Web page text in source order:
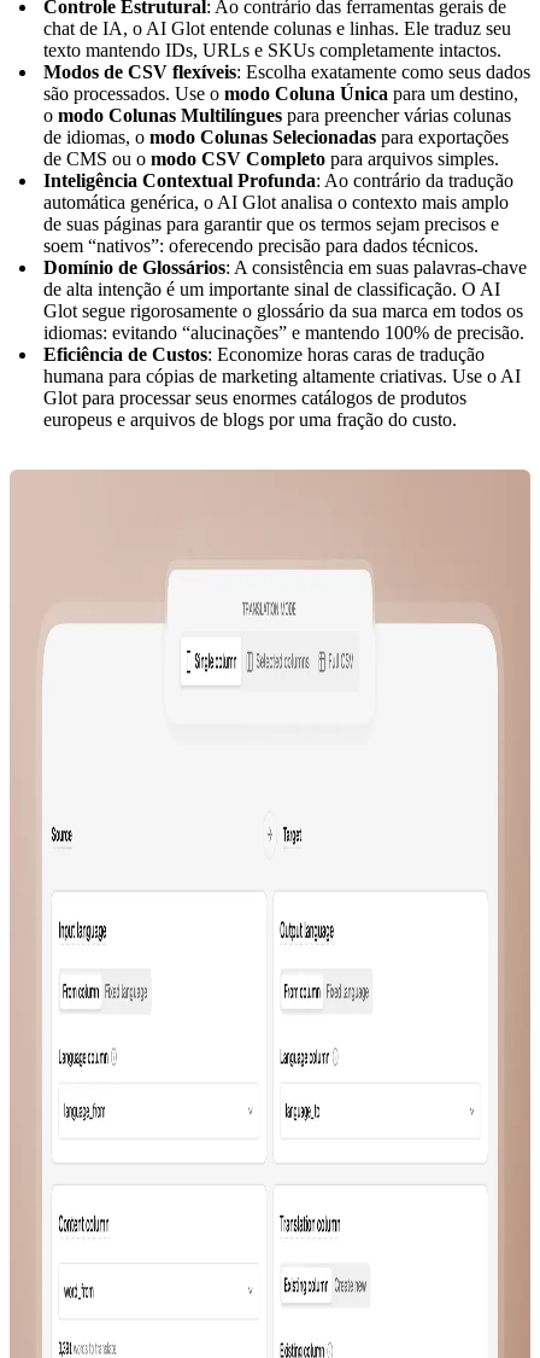
Controle Estrutural : Ao contrário das ferramentas gerais de
chat de IA, o AI Glot entende colunas e linhas. Ele traduz seu
texto mantendo IDs, URLs e SKUs completamente intactos.
Modos de CSV flexíveis: Escolha exatamente como seus dados
são processados. Use o modo Coluna Única para um destino,
o modo Colunas Multilíngues para preencher várias colunas
de idiomas, o modo Colunas Selecionadas para exportações
de CMS ou o modo CSV Completo para arquivos simples.
Inteligência Contextual Profunda: Ao contrário da tradução
automática genérica, o AI Glot analisa o contexto mais amplo
de suas páginas para garantir que os termos sejam precisos e
soem “nativos”: oferecendo precisão para dados técnicos.
Domínio de Glossários: A consistência em suas palavras-chave
de alta intenção é um importante sinal de classificação. O AI
Glot segue rigorosamente o glossário da sua marca em todos os
idiomas: evitando “alucinações” e mantendo 100% de precisão.
Eficiência de Custos: Economize horas caras de tradução
humana para cópias de marketing altamente criativas. Use o AI
Glot para processar seus enormes catálogos de produtos
europeus e arquivos de blogs por uma fração do custo.